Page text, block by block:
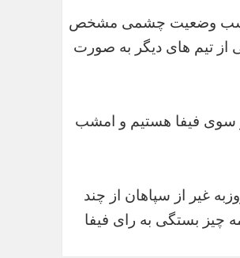
امشب وضعیت چشمی مشخص
از تیم های دیگر به صورت
سوی فیفا هستیم و امشب
غیر از سپاهان از چند
چیز بستگی به رای فیفا